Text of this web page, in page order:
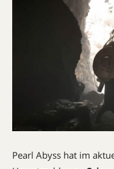
Pearl Abyss hat im